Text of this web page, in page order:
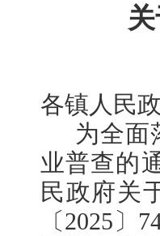
各镇人民
为全面
业普查的
民政府关
〔2025